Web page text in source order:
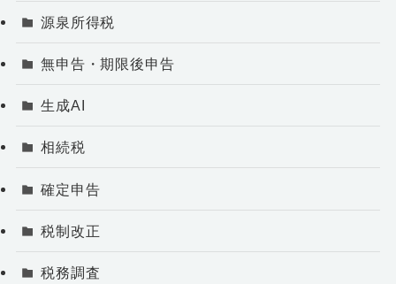
源泉所得税
無申告・期限後申告
生成AI
相続税
確定申告
税制改正
税務調査